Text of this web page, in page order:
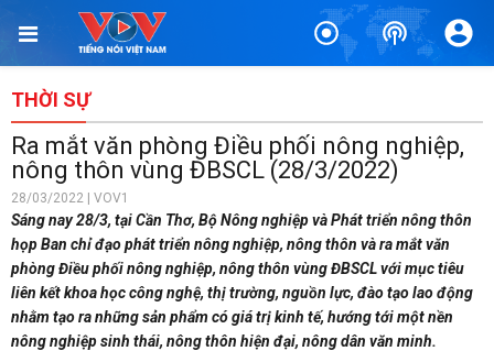
THỜI SỰ
Ra mắt văn phòng Điều phối nông nghiệp,
nông thôn vùng ĐBSCL (28/3/2022)
28/03/2022 | VOV1
Sáng nay 28/3, tại Cần Thơ, Bộ Nông nghiệp và Phát triển nông thôn
họp Ban chỉ đạo phát triển nông nghiệp, nông thôn và ra mắt văn
phòng Điều phối nông nghiệp, nông thôn vùng ĐBSCL với mục tiêu
liên kết khoa học công nghệ, thị trường, nguồn lực, đào tạo lao động
nhằm tạo ra những sản phẩm có giá trị kinh tế, hướng tới một nền
nông nghiệp sinh thái, nông thôn hiện đại, nông dân văn minh.